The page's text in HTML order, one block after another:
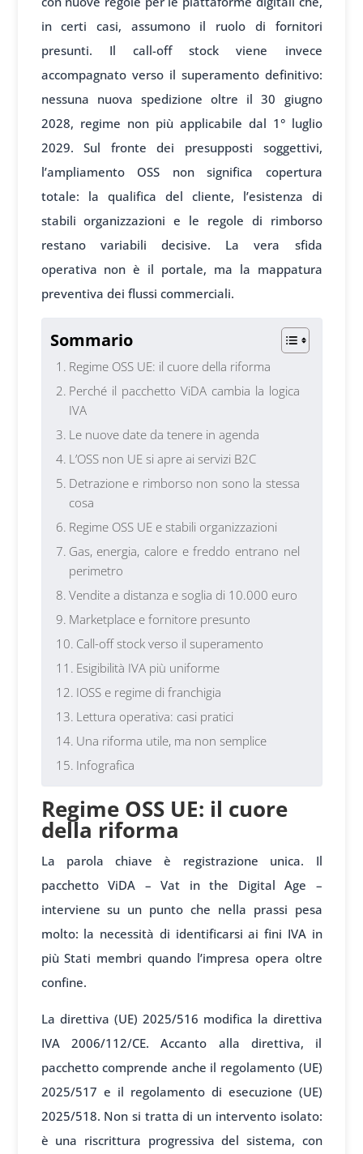
in certi casi, assumono il ruolo di fornitori
presunti. Il call-off stock viene invece
accompagnato verso il superamento definitivo:
nessuna nuova spedizione oltre il 30 giugno
2028, regime non più applicabile dal 1° luglio
2029. Sul fronte dei presupposti soggettivi,
l’ampliamento OSS non significa copertura
totale: la qualifica del cliente, l’esistenza di
stabili organizzazioni e le regole di rimborso
restano variabili decisive. La vera sfida
operativa non è il portale, ma la mappatura
preventiva dei flussi commerciali.
Sommario
Regime OSS UE: il cuore della riforma
Perché il pacchetto ViDA cambia la logica
IVA
Le nuove date da tenere in agenda
L’OSS non UE si apre ai servizi B2C
Detrazione e rimborso non sono la stessa
cosa
Regime OSS UE e stabili organizzazioni
Gas, energia, calore e freddo entrano nel
perimetro
Vendite a distanza e soglia di 10.000 euro
Marketplace e fornitore presunto
Call-off stock verso il superamento
Esigibilità IVA più uniforme
IOSS e regime di franchigia
Lettura operativa: casi pratici
Una riforma utile, ma non semplice
Infografica
Regime OSS UE: il cuore
della riforma
La parola chiave è registrazione unica. Il
pacchetto ViDA – Vat in the Digital Age –
interviene su un punto che nella prassi pesa
molto: la necessità di identificarsi ai fini IVA in
più Stati membri quando l’impresa opera oltre
confine.
La direttiva (UE) 2025/516 modifica la direttiva
IVA 2006/112/CE. Accanto alla direttiva, il
pacchetto comprende anche il regolamento (UE)
2025/517 e il regolamento di esecuzione (UE)
2025/518. Non si tratta di un intervento isolato:
è una riscrittura progressiva del sistema, con